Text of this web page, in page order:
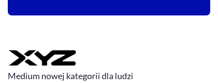
Medium nowej kategorii dla ludzi